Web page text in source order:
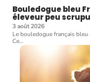
Bouledogue bleu
éleveur peu
3 août 2026
Le bouledogue français
Ce…